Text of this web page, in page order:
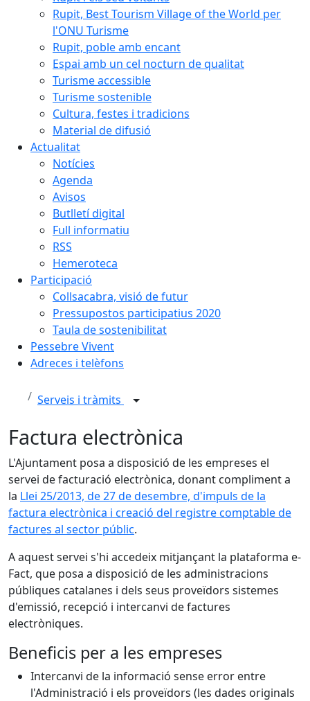
Rupit, Best Tourism Village of the World per
l'ONU Turisme
Rupit, poble amb encant
Espai amb un cel nocturn de qualitat
Turisme accessible
Turisme sostenible
Cultura, festes i tradicions
Material de difusió
Actualitat
Notícies
Agenda
Avisos
Butlletí digital
Full informatiu
RSS
Hemeroteca
Participació
Collsacabra, visió de futur
Pressupostos participatius 2020
Taula de sostenibilitat
Pessebre Vivent
Adreces i telèfons
Serveis i tràmits
Factura electrònica
L'Ajuntament posa a disposició de les empreses el
servei de facturació electrònica, donant compliment a
la Llei 25/2013, de 27 de desembre, d'impuls de la
factura electrònica i creació del registre comptable de
factures al sector públic.
A aquest servei s'hi accedeix mitjançant la plataforma e-
Fact, que posa a disposició de les administracions
públiques catalanes i dels seus proveïdors sistemes
d'emissió, recepció i intercanvi de factures
electròniques.
Beneficis per a les empreses
Intercanvi de la informació sense error entre
l'Administració i els proveïdors (les dades originals